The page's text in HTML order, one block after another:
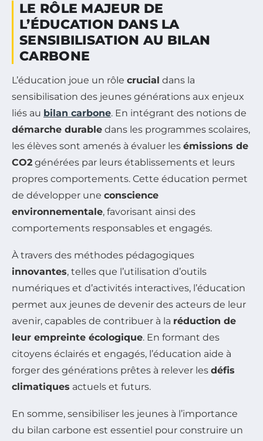
LE RÔLE MAJEUR DE
L’ÉDUCATION DANS LA
SENSIBILISATION AU BILAN
CARBONE
L’éducation joue un rôle crucial dans la
sensibilisation des jeunes générations aux enjeux
liés au bilan carbone. En intégrant des notions de
démarche durable dans les programmes scolaires,
les élèves sont amenés à évaluer les émissions de
CO2 générées par leurs établissements et leurs
propres comportements. Cette éducation permet
de développer une conscience
environnementale, favorisant ainsi des
comportements responsables et engagés.
À travers des méthodes pédagogiques
innovantes, telles que l’utilisation d’outils
numériques et d’activités interactives, l’éducation
permet aux jeunes de devenir des acteurs de leur
avenir, capables de contribuer à la réduction de
leur empreinte écologique. En formant des
citoyens éclairés et engagés, l’éducation aide à
forger des générations prêtes à relever les défis
climatiques actuels et futurs.
En somme, sensibiliser les jeunes à l’importance
du bilan carbone est essentiel pour construire un